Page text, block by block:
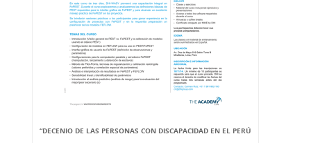
“DECENIO DE LAS PERSONAS CON DISCAPACIDAD EN EL PERÚ